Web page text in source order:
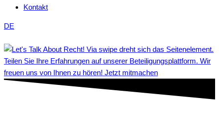
Kontakt
DE
Teilen Sie Ihre Erfahrungen auf unserer Beteiligungsplattform. Wir
freuen uns von Ihnen zu hören! Jetzt mitmachen